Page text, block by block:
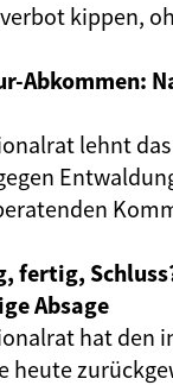
kippen,
Abkommen:
lehnt
fertig,
Absage
hat den
heute